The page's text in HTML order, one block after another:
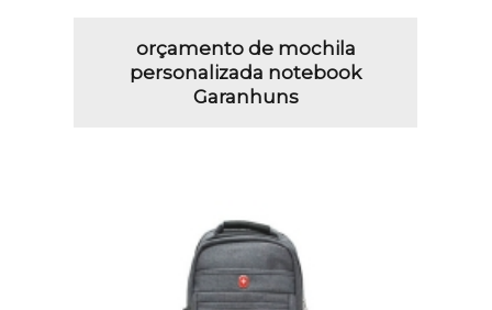
orçamento de mochila
personalizada notebook
Garanhuns